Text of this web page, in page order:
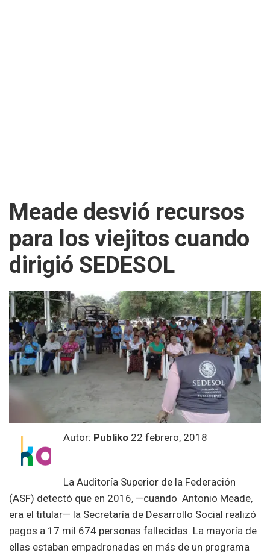
Meade desvió recursos
para los viejitos cuando
dirigió SEDESOL
Autor: Publiko 22 febrero, 2018
La Auditoría Superior de la Federación
(ASF) detectó que en 2016, —cuando Antonio Meade,
era el titular— la Secretaría de Desarrollo Social realizó
pagos a 17 mil 674 personas fallecidas. La mayoría de
ellas estaban empadronadas en más de un programa